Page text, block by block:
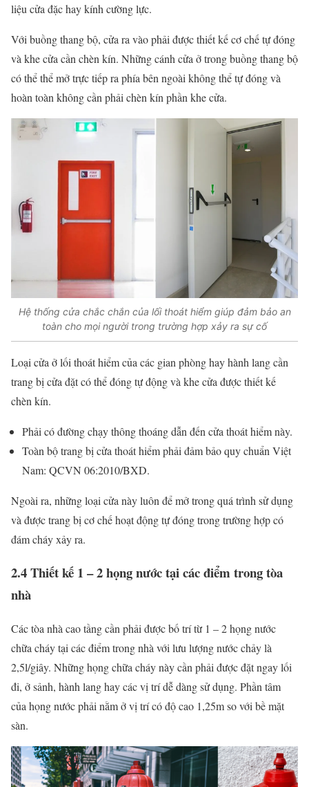
liệu cửa đặc hay kính cường lực.
Với buồng thang bộ, cửa ra vào phải được thiết kế cơ chế tự đóng
và khe cửa cần chèn kín. Những cánh cửa ở trong buồng thang bộ
có thể thể mở trực tiếp ra phía bên ngoài không thể tự đóng và
hoàn toàn không cần phải chèn kín phần khe cửa.
Hệ thống cửa chắc chắn của lối thoát hiểm giúp đảm bảo an
toàn cho mọi người trong trường hợp xảy ra sự cố
Loại cửa ở lối thoát hiểm của các gian phòng hay hành lang cần
trang bị cửa đặt có thể đóng tự động và khe cửa được thiết kế
chèn kín.
Phải có đường chạy thông thoáng dẫn đến cửa thoát hiểm này.
Toàn bộ trang bị cửa thoát hiểm phải đảm bảo quy chuẩn Việt
Nam: QCVN 06:2010/BXD.
Ngoài ra, những loại cửa này luôn để mở trong quá trình sử dụng
và được trang bị cơ chế hoạt động tự đóng trong trường hợp có
đám cháy xảy ra.
2.4 Thiết kế 1 – 2 họng nước tại các điểm trong tòa
nhà
Các tòa nhà cao tầng cần phải được bố trí từ 1 – 2 họng nước
chữa cháy tại các điểm trong nhà với lưu lượng nước chảy là
2,5l/giây. Những họng chữa cháy này cần phải được đặt ngay lối
đi, ở sảnh, hành lang hay các vị trí dễ dàng sử dụng. Phần tâm
của họng nước phải nằm ở vị trí có độ cao 1,25m so với bề mặt
sàn.